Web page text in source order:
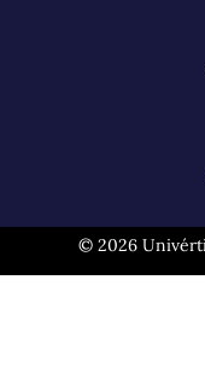
© 2026